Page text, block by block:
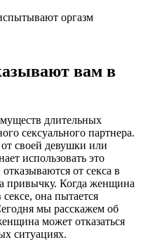
оргазм
вам в
длительных
сексуального партнера.
своей девушки или
использовать это
от секса в
привычку. Когда женщина
она пытается
мы расскажем об
может отказаться
ситуациях.